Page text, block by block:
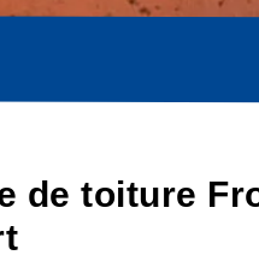
de toiture